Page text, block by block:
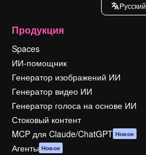
Pусский
Продукция
Spaces
ИИ-помощник
Генератор изображений ИИ
Генератор видео ИИ
Генератор голоса на основе ИИ
Стоковый контент
MCP для Claude/ChatGPT Новое
Агенты Новое